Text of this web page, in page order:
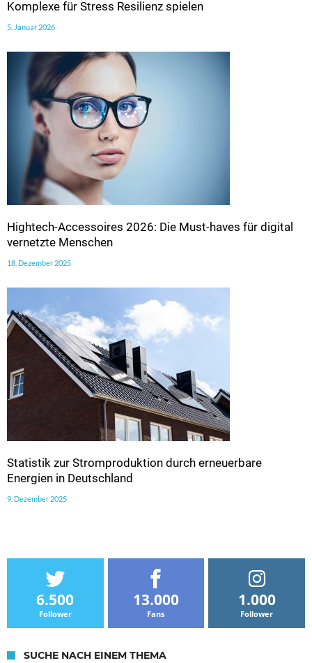
Komplexe für Stress Resilienz spielen
5. Januar 2026
Hightech-Accessoires 2026: Die Must-haves für digital
vernetzte Menschen
18. Dezember 2025
Statistik zur Stromproduktion durch erneuerbare
Energien in Deutschland
9. Dezember 2025
6.500
Follower
13.000
Fans
1.000
Follower
SUCHE NACH EINEM THEMA